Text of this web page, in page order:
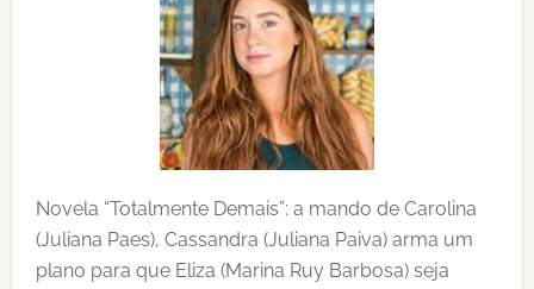
Novela “Totalmente Demais”: a mando de Carolina
(Juliana Paes), Cassandra (Juliana Paiva) arma um
plano para que Eliza (Marina Ruy Barbosa) seja